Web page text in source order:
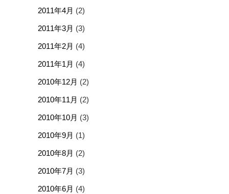
2011年4月 (2)
2011年3月 (3)
2011年2月 (4)
2011年1月 (4)
2010年12月 (2)
2010年11月 (2)
2010年10月 (3)
2010年9月 (1)
2010年8月 (2)
2010年7月 (3)
2010年6月 (4)